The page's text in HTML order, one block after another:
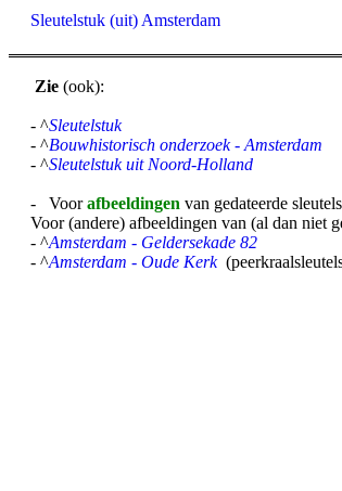
Sleutelstuk (uit) Amsterdam
Zie (ook):
- ^Sleutelstuk
- ^Bouwhistorisch onderzoek - Amsterdam
- ^Sleutelstuk uit Noord-Holland
- Voorafbeeldingen van gedateerde
Voor (andere) afbeeldingen van (al dan niet
- ^Amsterdam - Geldersekade 82
- ^Amsterdam - Oude Kerk